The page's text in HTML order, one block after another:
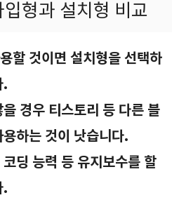
형과 설치형 비교
할 것이면 설치형을 선택하
.
경우 티스토리 등 다른 블
하는 것이 낫습니다.
딩 능력 등 유지보수를 할
.